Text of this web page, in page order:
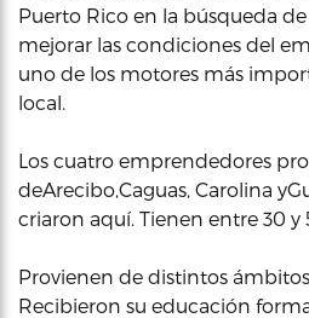
Puerto Rico en la búsqueda
mejorar las condiciones del
uno de los motores más
local.
Los cuatro emprendedores
deArecibo,Caguas, Carolina
criaron aquí. Tienen entre 30 y
Provienen de distintos
Recibieron su educación